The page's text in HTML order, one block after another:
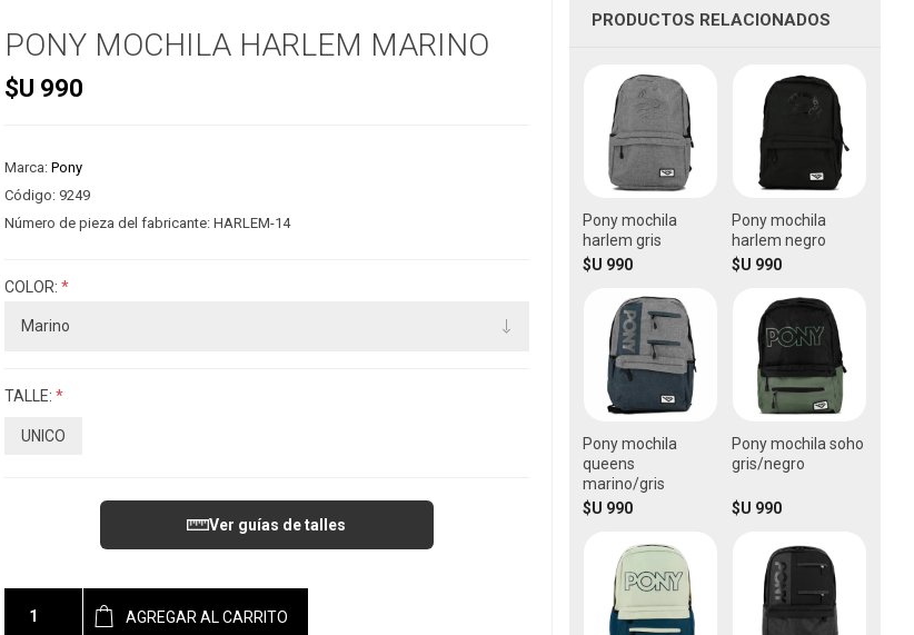
PONY MOCHILA HARLEM MARINO
$U 990
Marca: Pony
Código: 9249
Número de pieza del fabricante: HARLEM-14
COLOR: *
TALLE: *
UNICO
Ver guías de talles
AGREGAR AL CARRITO
PRODUCTOS RELACIONADOS
Pony mochila
harlem gris
$U 990
Pony mochila
harlem negro
$U 990
Pony mochila
queens
marino/gris
$U 990
Pony mochila soho
gris/negro
$U 990